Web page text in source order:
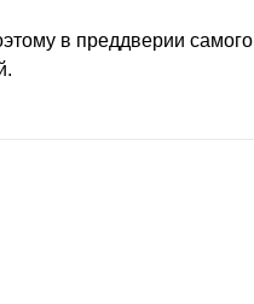
в преддверии самого